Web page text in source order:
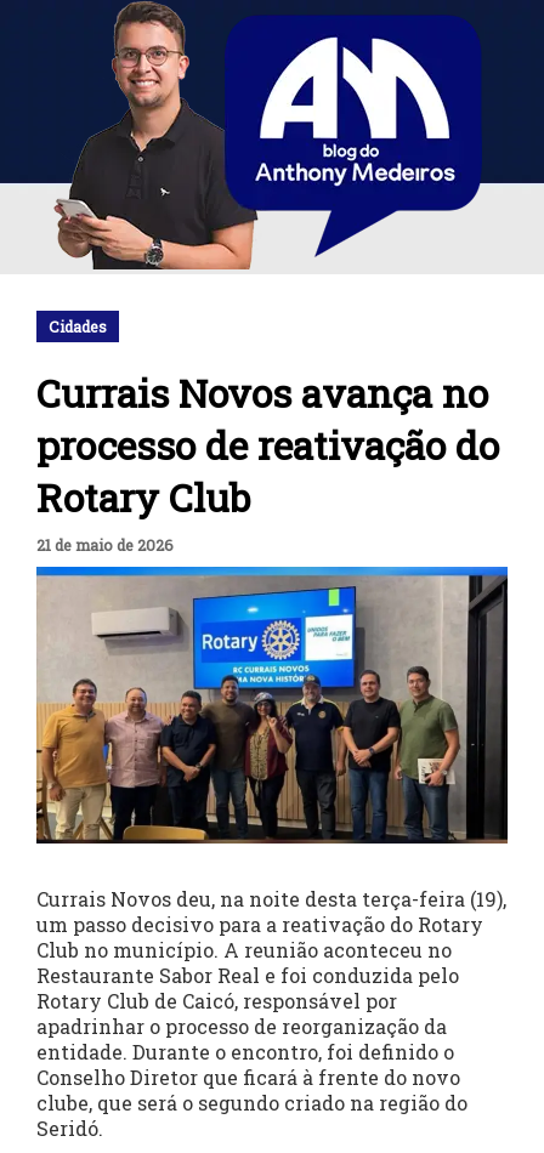
Cidades
Currais Novos avança no
processo de reativação do
Rotary Club
21 de maio de 2026
Currais Novos deu, na noite desta terça-feira (19),
um passo decisivo para a reativação do Rotary
Club no município. A reunião aconteceu no
Restaurante Sabor Real e foi conduzida pelo
Rotary Club de Caicó, responsável por
apadrinhar o processo de reorganização da
entidade. Durante o encontro, foi definido o
Conselho Diretor que ficará à frente do novo
clube, que será o segundo criado na região do
Seridó.